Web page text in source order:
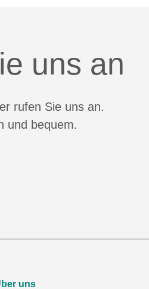
uns an
rufen Sie uns an.
und bequem.
uns